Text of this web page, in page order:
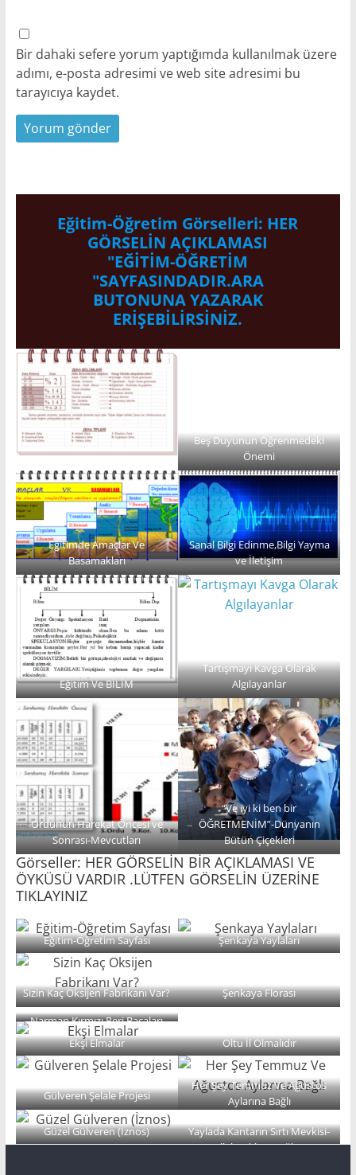
Bir dahaki sefere yorum yaptığımda kullanılmak üzere
adımı, e-posta adresimi ve web site adresimi bu
tarayıcıya kaydet.
Eğitim-Öğretim Görselleri: HER
GÖRSELİN AÇIKLAMASI
"EĞİTİM-ÖĞRETİM
"SAYFASINDADIR.ARA
BUTONUNA YAZARAK
ERİŞEBİLİRSİNİZ.
Beş Duyunun Öğrenmedeki
Önemi
Eğitimde Amaçlar Ve
Basamakları
Sanal Bilgi Edinme,Bilgi Yayma
ve İletişim
Eğitim Ve BİLİM
Tartışmayı Kavga Olarak
Algılayanlar
Ordunun Harekat Öncesi ve
Sonrası-Mevcutları
“Ve iyi ki ben bir
ÖĞRETMENİM”-Dünyanın
Bütün Çiçekleri
Görseller: HER GÖRSELİN BİR AÇIKLAMASI VE
ÖYKÜSÜ VARDIR .LÜTFEN GÖRSELİN ÜZERİNE
TIKLAYINIZ
Eğitim-Öğretim Sayfası Şenkaya Yaylaları
Sizin Kaç Oksijen Fabrikanı Var?
Şenkaya Florası
Narman Kırmızı Peri Bacaları
Ekşi Elmalar
Oltu İl Olmalıdır
Gülveren Şelale Projesi
Her Şey Temmuz Ve Ağustos
Aylarına Bağlı
Güzel Gülveren (İznos)
Yaylada Kantarın Sırtı Mevkisi-
Allahuekber Dağları